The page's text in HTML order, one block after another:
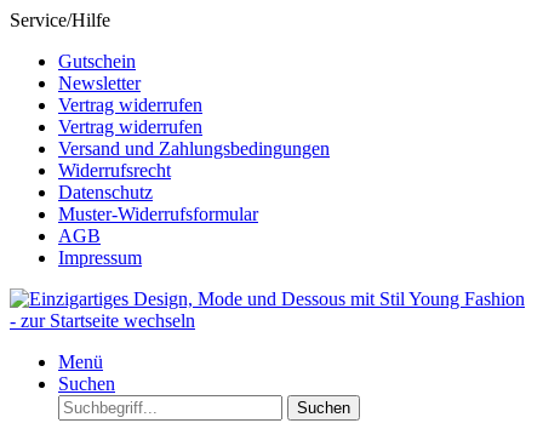
Service/Hilfe
Gutschein
Newsletter
Vertrag widerrufen
Vertrag widerrufen
Versand und Zahlungsbedingungen
Widerrufsrecht
Datenschutz
Muster-Widerrufsformular
AGB
Impressum
Menü
Suchen
Suchen